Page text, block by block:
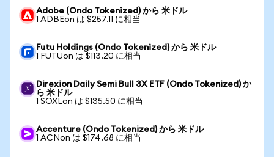
Adobe (Ondo Tokenized) から 米ドル
1 ADBEon は $257.11 に相当
Futu Holdings (Ondo Tokenized) から 米ドル
1 FUTUon は $113.20 に相当
Direxion Daily Semi Bull 3X ETF (Ondo Tokenized) か
ら 米ドル
1 SOXLon は $135.50 に相当
Accenture (Ondo Tokenized) から 米ドル
1 ACNon は $174.68 に相当